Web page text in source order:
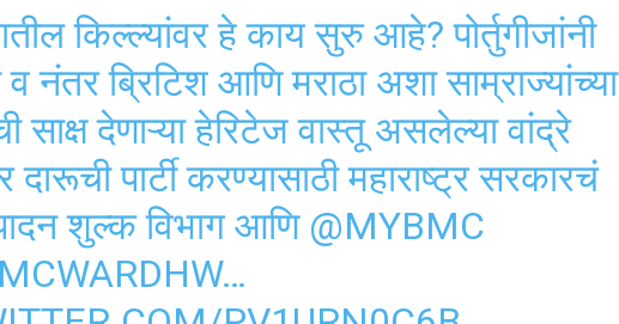
किल्ल्यांवर हे काय सुरु आहे? पोर्तुगीजांनी
नंतर ब्रिटिश आणि मराठा अशा साम्राज्यांच्या
साक्ष देणाऱ्या हेरिटेज वास्तू असलेल्या वांद्रे
दारूची पार्टी करण्यासाठी महाराष्ट्र सरकारचं
शुल्क विभाग आणि @MYBMC
…